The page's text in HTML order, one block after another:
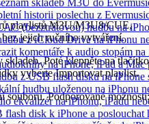
skladeb M3U do
historii poslechu z
(bezztrátovou) hudbu na
z iCloud Drive na iPhonu
komentáře k audio stopám
na iPhone, iPad a
z USB flash disku na
hudbu uloženou na iPhonu
ekvalizér na iPhonu, iPadu
disk k iPhone a poslouchat
playlistů M3U/M3U8/CUE,
jejich ručního vytváření.
skladeb. Poté klepněte na tlačítko
vyberte Importovat playlist.
souboru. Podporované možnosti: